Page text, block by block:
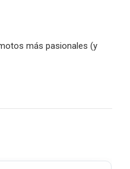
más pasionales (y